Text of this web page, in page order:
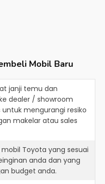
Mobil Baru
janji temu dan
dealer / showroom
untuk mengurangi resiko
makelar atau sales
Toyota yang sesuai
anda dan yang
budget anda.